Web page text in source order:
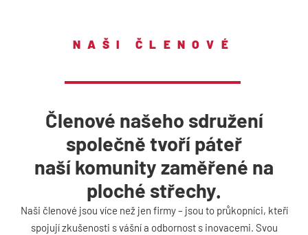
NAŠI ČLENOVÉ
Členové našeho sdružení
společně tvoří páteř
naší komunity zaměřené na
ploché střechy.
Naši členové jsou více než jen firmy – jsou to průkopníci, kteří
spojují zkušenosti s vášní a odbornost s inovacemi. Svou